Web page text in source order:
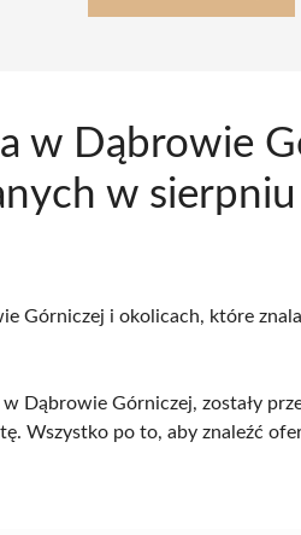
w Dąbrowie
w
Górniczej i okolicach, które
Dąbrowie Górniczej, zostały
Wszystko po to, aby znaleźć